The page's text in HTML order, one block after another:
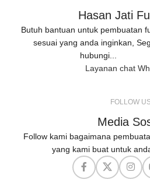
Hasan Jati
Butuh bantuan untuk pembuatan
sesuai yang anda inginkan,
hubungi...
Layanan chat
FOLLOW
Media
Follow kami bagaimana
yang kami buat untuk